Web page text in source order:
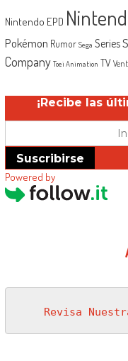
Nintendo EPD
Pokémon Rumor Sega Series
Company Toei Animation TV
¡Recibe las
Suscribirse
Powered by
Revisa